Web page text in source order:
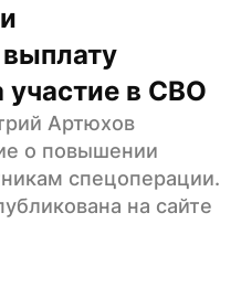
участие в СВО
Артюхов
о повышении
спецоперации.
на сайте